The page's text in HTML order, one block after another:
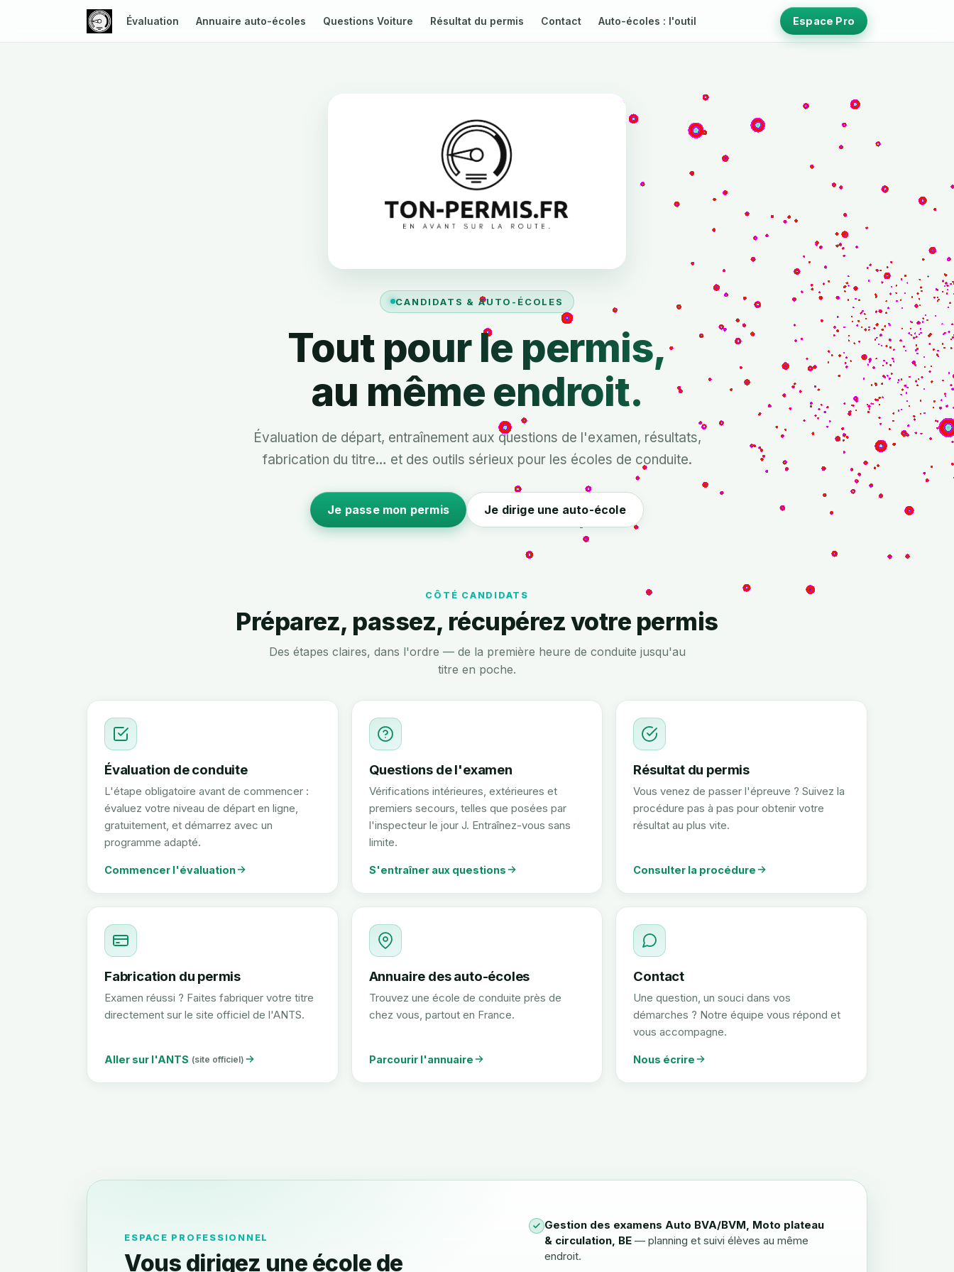
Évaluation Annuaire auto-écoles Questions Voiture Résultat du permis Contact Auto-écoles : l'outil Espace Pro
CANDIDATS & AUTO-ÉCOLES
Tout pour le permis,
au même endroit.
Évaluation de départ, entraînement aux questions de l'examen, résultats,
fabrication du titre… et des outils sérieux pour les écoles de conduite.
Je passe mon permis Je dirige une auto-école
CÔTÉ CANDIDATS
Préparez, passez, récupérez votre permis
Des étapes claires, dans l'ordre — de la première heure de conduite jusqu'au
titre en poche.
Évaluation de conduite
L'étape obligatoire avant de commencer :
évaluez votre niveau de départ en ligne,
gratuitement, et démarrez avec un
programme adapté.
Commencer l'évaluation
Questions de l'examen
Vérifications intérieures, extérieures et
premiers secours, telles que posées par
l'inspecteur le jour J. Entraînez-vous sans
limite.
S'entraîner aux questions
Résultat du permis
Vous venez de passer l'épreuve ? Suivez la
procédure pas à pas pour obtenir votre
résultat au plus vite.
Consulter la procédure
Fabrication du permis
Examen réussi ? Faites fabriquer votre titre
directement sur le site officiel de l'ANTS.
Aller sur l'ANTS (site officiel)
Annuaire des auto-écoles
Trouvez une école de conduite près de
chez vous, partout en France.
Parcourir l'annuaire
Contact
Une question, un souci dans vos
démarches ? Notre équipe vous répond et
vous accompagne.
Nous écrire
ESPACE PROFESSIONNEL
Vous dirigez une école de
Gestion des examens Auto BVA/BVM, Moto plateau
& circulation, BE — planning et suivi élèves au même
endroit.